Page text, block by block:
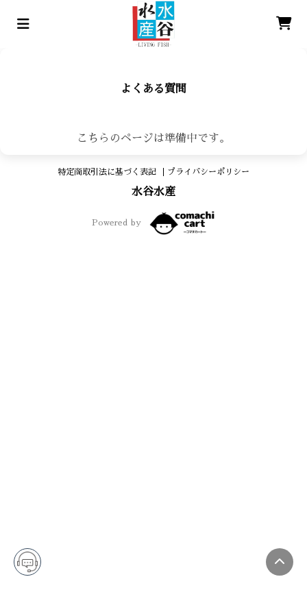
よくある質問
こちらのページは準備中です。
特定商取引法に基づく表記 プライバシーポリシー
水谷水産
Powered by